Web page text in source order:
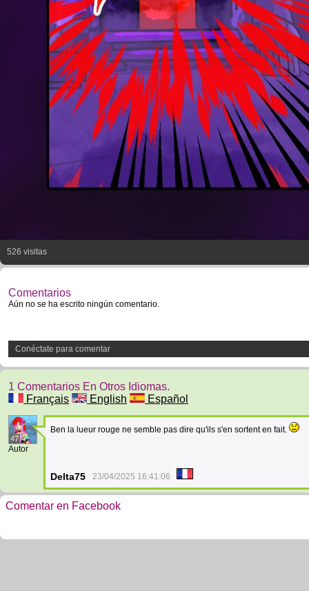
526 visitas
Comentarios
Aún no se ha escrito ningún comentario.
Conéctate para comentar
1 Comentarios En Otros Idiomas.
Français
English Español
47
Autor
Ben la lueur rouge ne semble pas dire qu'ils s'en sortent en fait.
Delta75 23/04/2025 16:41:06
Comentar en Facebook